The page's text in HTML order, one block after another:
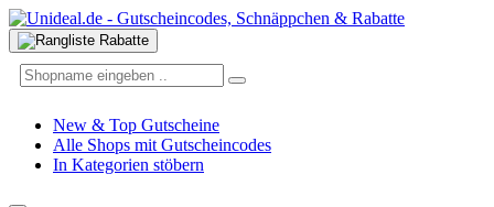
New & Top Gutscheine
Alle Shops mit Gutscheincodes
In Kategorien stöbern